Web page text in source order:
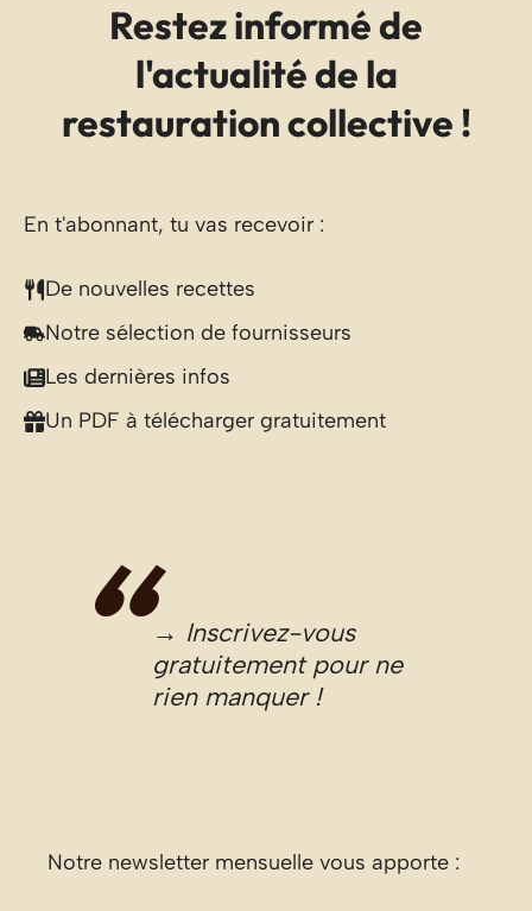
Restez informé de
l'actualité de la
restauration collective !
En t'abonnant, tu vas recevoir :
De nouvelles recettes
Notre sélection de fournisseurs
Les dernières infos
Un PDF à télécharger gratuitement
→ Inscrivez-vous
gratuitement pour ne
rien manquer !
Notre newsletter mensuelle vous apporte :